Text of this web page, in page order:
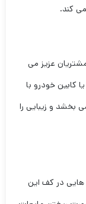
کند.
عزیز می
خودرو با
بخشد و زیبایی را
هایی در کف این